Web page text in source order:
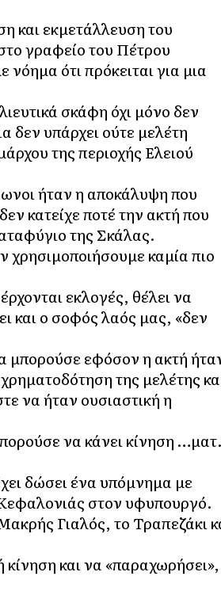
και εκμετάλλευση του
γραφείο του Πέτρου
ότι πρόκειται για μια
σκάφη όχι μόνο δεν
δεν υπάρχει ούτε μελέτη
της περιοχής Ελειού
ήταν η αποκάλυψη που
κατείχε ποτέ την ακτή που
της Σκάλας.
καμία πιο
εκλογές, θέλει να
και ο σοφός λαός μας, «δεν
μπορούσε εφόσον η ακτή
της μελέτης
να ήταν ουσιαστική η
να κάνει κίνηση
δώσει ένα υπόμνημα με
Κεφαλονιάς στον υφυπουργό.
Γιαλός, το Τραπεζάκι
και να «παραχωρήσει»,